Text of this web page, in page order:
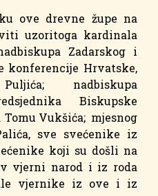
ove drevne župe na
uzoritoga kardinala
Zadarskog i
konferencije Hrvatske,
nadbiskupa
Biskupske
Vukšića; mjesnog
sve svećenike iz
koji su došli na
vjerni narod i iz roda
vjernike iz ove i iz